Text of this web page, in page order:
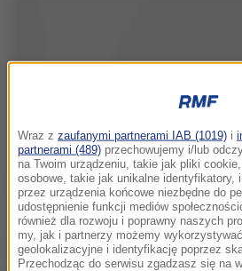
To było piąte spotkanie tych
Wraz z zaufanymi partnerami IAB (1019) i
partnerami (489) przechowujemy i/lub
na Twoim urządzeniu, takie jak pliki
osobowe, takie jak unikalne identyfikatory,
przez urządzenia końcowe niezbędne do
udostępnienie funkcji mediów
również dla rozwoju i poprawny naszych
my, jak i partnerzy możemy
geolokalizacyjne i identyfikację poprzez
Przechodząc do serwisu zgadzasz się na